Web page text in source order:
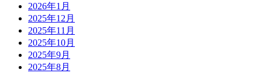
2026年1月
2025年12月
2025年11月
2025年10月
2025年9月
2025年8月